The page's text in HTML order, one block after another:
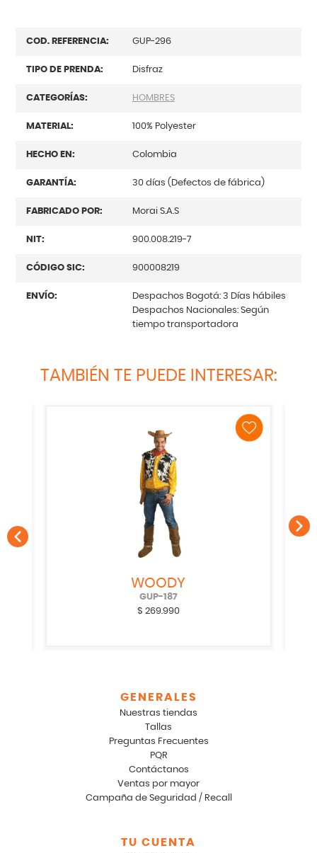
COD. REFERENCIA: GUP-296
TIPO DE PRENDA: Disfraz
CATEGORÍAS: HOMBRES
MATERIAL: 100% Polyester
HECHO EN: Colombia
GARANTÍA: 30 días (Defectos de fábrica)
FABRICADO POR: Morai S.A.S
NIT: 900.008.219-7
CÓDIGO SIC: 900008219
ENVÍO:
Despachos Bogotá: 3 Días hábiles
Despachos Nacionales: Según
tiempo transportadora
TAMBIÉN TE PUEDE INTERESAR:
WOODY
GUP-187
$ 269.990
GENERALES
Nuestras tiendas
Tallas
Preguntas Frecuentes
PQR
Contáctanos
Ventas por mayor
Campaña de Seguridad / Recall
TU CUENTA